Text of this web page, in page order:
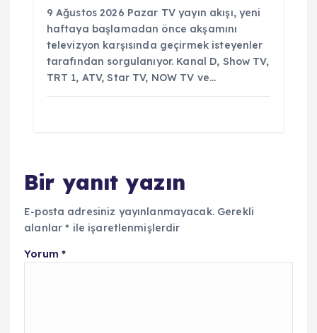
9 Ağustos 2026 Pazar TV yayın akışı, yeni
haftaya başlamadan önce akşamını
televizyon karşısında geçirmek isteyenler
tarafından sorgulanıyor. Kanal D, Show TV,
TRT 1, ATV, Star TV, NOW TV ve…
Bir yanıt yazın
E-posta adresiniz yayınlanmayacak. Gerekli
alanlar* ile işaretlenmişlerdir
Yorum *